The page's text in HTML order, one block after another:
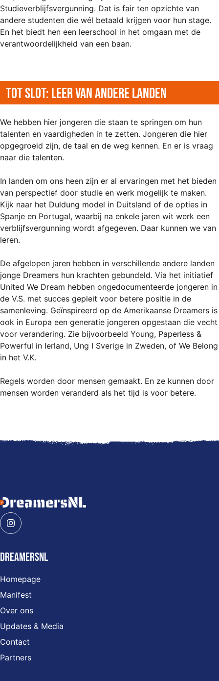
Studieverblijfsvergunning. Dat is fair ten opzichte van
andere studenten die wél betaald krijgen voor hun stage.
En het biedt hen een leerschool in het omgaan met de
verantwoordelijkheid van een baan.
Tot slot: leer van andere landen
We hebben hier jongeren die staan te springen om hun
talenten en vaardigheden in te zetten. Jongeren die hier
opgegroeid zijn, de taal en de weg kennen. En er is vraag
naar die talenten.
In landen om ons heen zijn er al ervaringen met het bieden
van perspectief door studie en werk mogelijk te maken.
Kijk naar het Duldung model in Duitsland of de opties in
Spanje en Portugal, waarbij na enkele jaren wit werk een
verblijfsvergunning wordt afgegeven. Daar kunnen we van
leren.
De afgelopen jaren hebben in verschillende andere landen
jonge Dreamers hun krachten gebundeld. Via het initiatief
United We Dream hebben ongedocumenteerde jongeren in
de V.S. met succes gepleit voor betere positie in de
samenleving. Geïnspireerd op de Amerikaanse Dreamers is
ook in Europa een generatie jongeren opgestaan die vecht
voor verandering. Zie bijvoorbeeld Young, Paperless &
Powerful in Ierland, Ung I Sverige in Zweden, of We Belong
in het V.K.
Regels worden door mensen gemaakt. En ze kunnen door
mensen worden veranderd als het tijd is voor betere.
DreamersNL
Homepage
Manifest
Over ons
Updates & Media
Contact
Partners